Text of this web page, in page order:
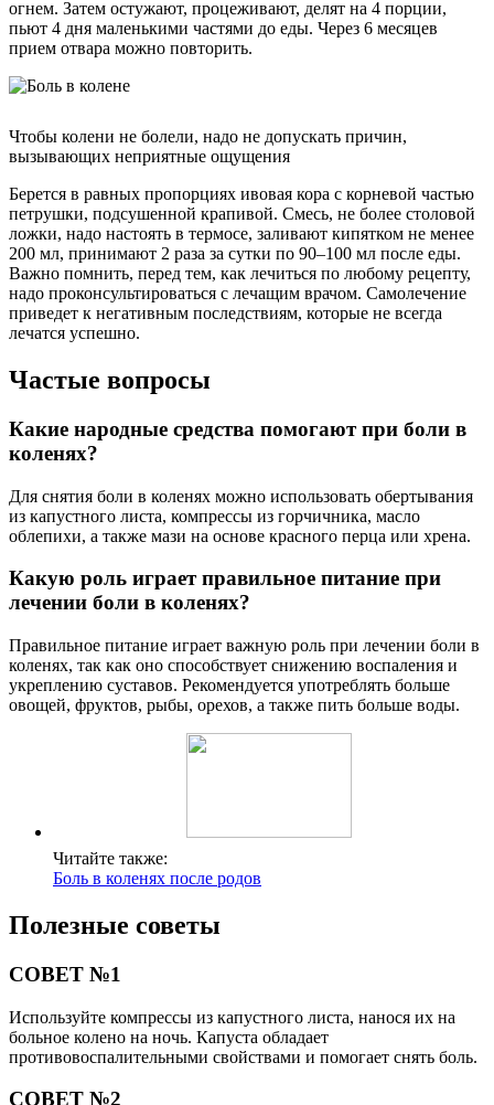
огнем. Затем остужают, процеживают, делят на 4 порции,
пьют 4 дня маленькими частями до еды. Через 6 месяцев
прием отвара можно повторить.
Чтобы колени не болели, надо не допускать причин,
вызывающих неприятные ощущения
Берется в равных пропорциях ивовая кора с корневой частью
петрушки, подсушенной крапивой. Смесь, не более столовой
ложки, надо настоять в термосе, заливают кипятком не менее
200 мл, принимают 2 раза за сутки по 90–100 мл после еды.
Важно помнить, перед тем, как лечиться по любому рецепту,
надо проконсультироваться с лечащим врачом. Самолечение
приведет к негативным последствиям, которые не всегда
лечатся успешно.
Частые вопросы
Какие народные средства помогают при боли в
коленях?
Для снятия боли в коленях можно использовать обертывания
из капустного листа, компрессы из горчичника, масло
облепихи, а также мази на основе красного перца или хрена.
Какую роль играет правильное питание при
лечении боли в коленях?
Правильное питание играет важную роль при лечении боли в
коленях, так как оно способствует снижению воспаления и
укреплению суставов. Рекомендуется употреблять больше
овощей, фруктов, рыбы, орехов, а также пить больше воды.
Читайте также:
Боль в коленях после родов
Полезные советы
СОВЕТ №1
Используйте компрессы из капустного листа, нанося их на
больное колено на ночь. Капуста обладает
противовоспалительными свойствами и помогает снять боль.
СОВЕТ №2